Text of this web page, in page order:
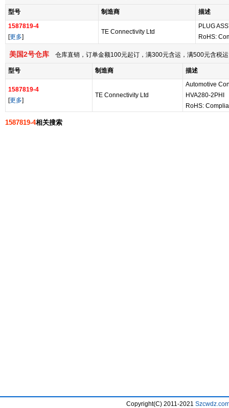
型号 制造商
描述
1587819-4
[更多]
TE Connectivity Ltd
PLUG
RoHS:
美国2号仓库 仓库直销，订单金额100元起订，满300元含运，满500元含税
型号 制造商 描述
1587819-4
[更多]
TE Connectivity Ltd
Automotive
HVA280-2PHI
RoHS:
1587819-4相关搜索
Copyright(C) 2011-2021